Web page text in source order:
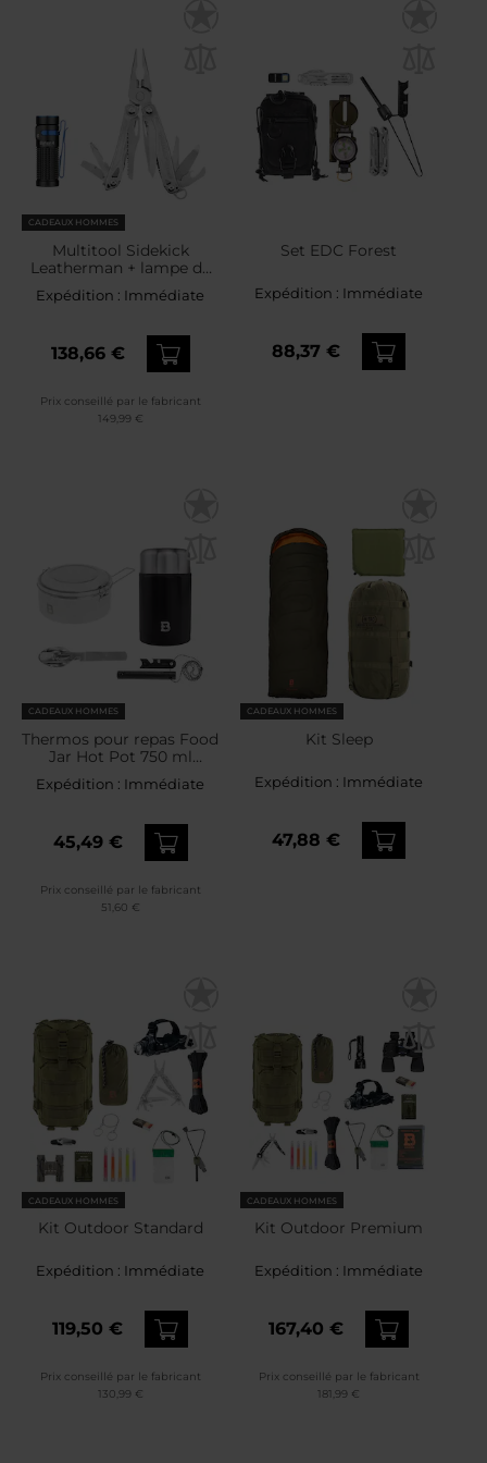
CADEAUX HOMMES
Multitool Sidekick
Leatherman + lampe de
poche Olight Baton 4 -
Ensemble
Expédition : Immédiate
138,66 €
Prix conseillé par le fabricant
149,99 €
Set EDC Forest
Expédition : Immédiate
88,37 €
CADEAUX HOMMES
Thermos pour repas Food
Jar Hot Pot 750 ml
Badger Outdoor +
indispensable + popote +
Expédition : Immédiate
45,49 €
Prix conseillé par le fabricant
51,60 €
CADEAUX HOMMES
Kit Sleep
Expédition : Immédiate
47,88 €
CADEAUX HOMMES
Kit Outdoor Standard
Expédition : Immédiate
119,50 €
Prix conseillé par le fabricant
130,99 €
CADEAUX HOMMES
Kit Outdoor Premium
Expédition : Immédiate
167,40 €
Prix conseillé par le fabricant
181,99 €